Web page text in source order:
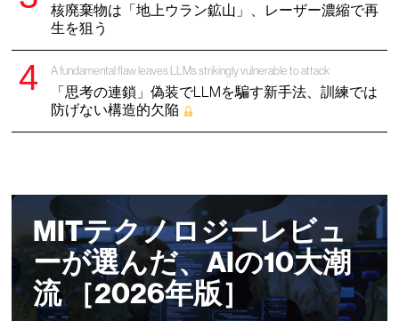
核廃棄物は「地上ウラン鉱山」、レーザー濃縮で再
生を狙う
A fundamental flaw leaves LLMs strikingly vulnerable to attack
「思考の連鎖」偽装でLLMを騙す新手法、訓練では
防げない構造的欠陥
MITテクノロジーレビュ
ーが選んだ、AIの10大潮
流 ［2026年版］